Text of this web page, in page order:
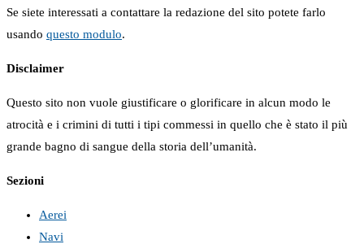
Se siete interessati a contattare la redazione del sito potete farlo
usando questo modulo.
Disclaimer
Questo sito non vuole giustificare o glorificare in alcun modo le
atrocità e i crimini di tutti i tipi commessi in quello che è stato il più
grande bagno di sangue della storia dell’umanità.
Sezioni
Aerei
Navi